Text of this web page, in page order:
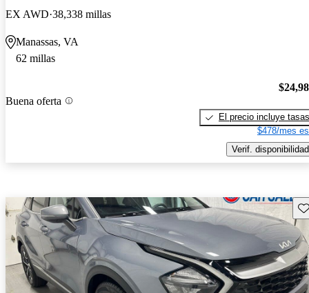
EX AWD 38,338 millas
Manassas, VA
62 millas
Buena oferta
El precio incluye tasas
$478/mes
Verif. disponibilidad